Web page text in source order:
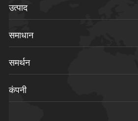
उत्पाद
समाधान
समर्थन
कंपनी